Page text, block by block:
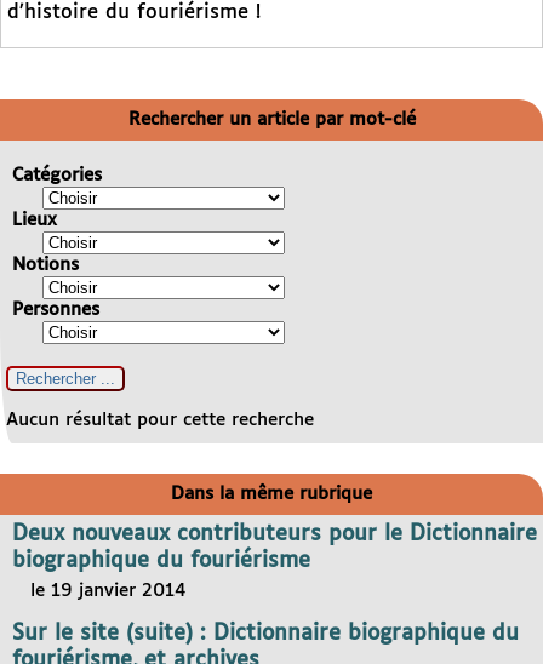
d’histoire du fouriérisme !
Rechercher un article par mot-clé
Catégories
Lieux
Notions
Personnes
Aucun résultat pour cette recherche
Dans la même rubrique
Deux nouveaux contributeurs pour le Dictionnaire
biographique du fouriérisme
le 19 janvier 2014
Sur le site (suite) : Dictionnaire biographique du